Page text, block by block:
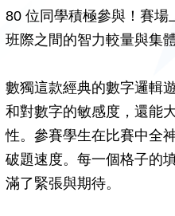
80 位同學積極參與！賽場
班際之間的智力較量與集體
數獨這款經典的數字邏輯
和對數字的敏感度，還能
性。參賽學生在比賽中全
破題速度。每一個格子的
滿了緊張與期待。